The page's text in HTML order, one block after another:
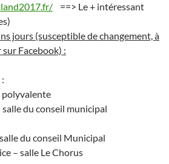
==> Le + intéressant
jours (susceptible de changement, à
Facebook) :
polyvalente
du conseil municipal
du conseil Municipal
– salle Le Chorus